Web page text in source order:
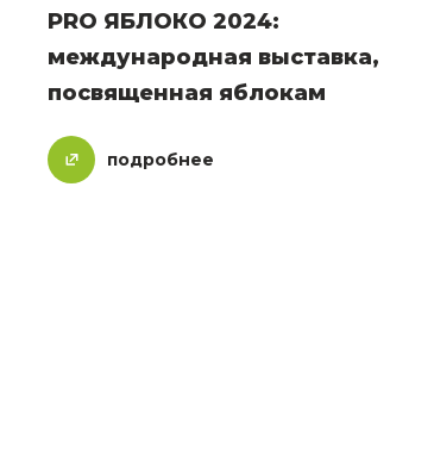
PRO ЯБЛОКО 2024:
международная выставка,
посвященная яблокам
подробнее